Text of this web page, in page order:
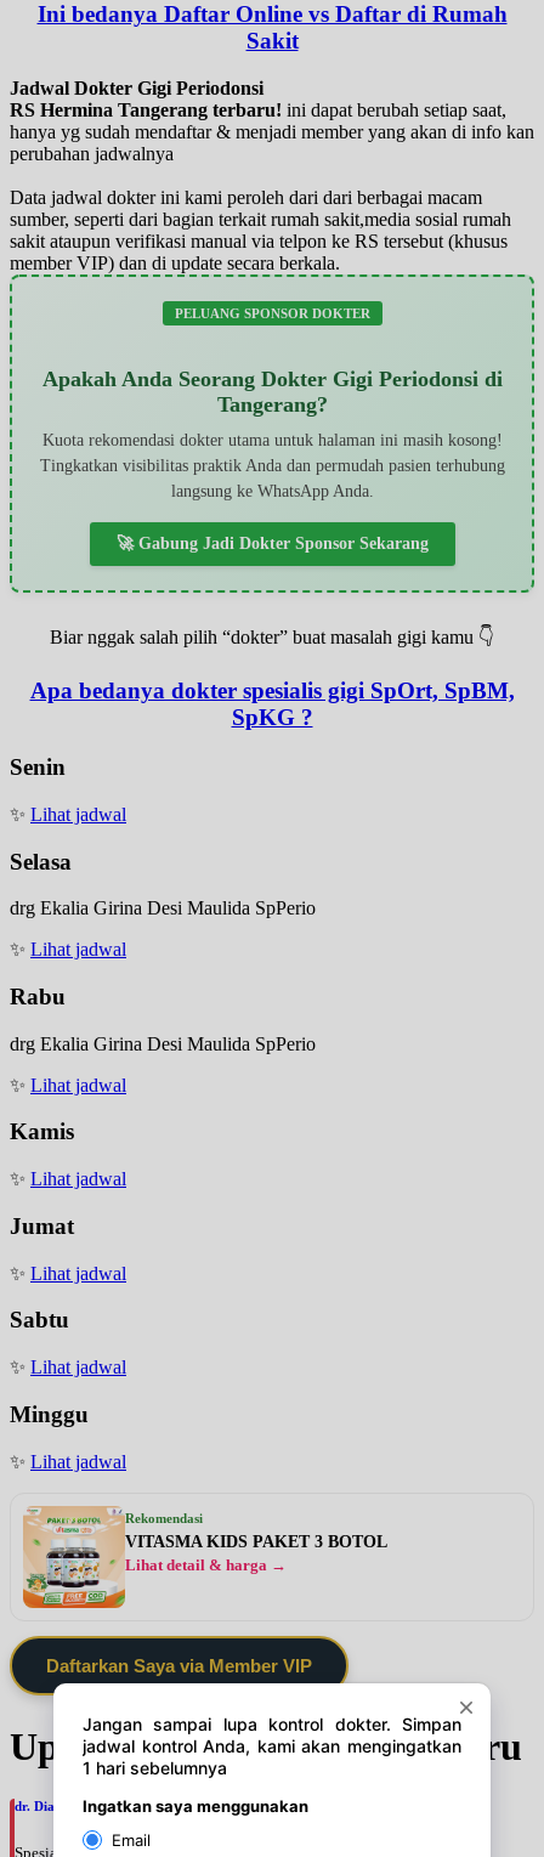
Ini bedanya Daftar Online vs Daftar di Rumah
Sakit
Jadwal Dokter Gigi Periodonsi
RS Hermina Tangerang terbaru! ini dapat berubah setiap saat,
hanya yg sudah mendaftar & menjadi member yang akan di info kan
perubahan jadwalnya
Data jadwal dokter ini kami peroleh dari dari berbagai macam
sumber, seperti dari bagian terkait rumah sakit,media sosial rumah
sakit ataupun verifikasi manual via telpon ke RS tersebut (khusus
member VIP) dan di update secara berkala.
PELUANG SPONSOR DOKTER
Apakah Anda Seorang Dokter Gigi Periodonsi di
Tangerang?
Kuota rekomendasi dokter utama untuk halaman ini masih kosong!
Tingkatkan visibilitas praktik Anda dan permudah pasien terhubung
langsung ke WhatsApp Anda.
🚀 Gabung Jadi Dokter Sponsor Sekarang
Biar nggak salah pilih “dokter” buat masalah gigi kamu 👇
Apa bedanya dokter spesialis gigi SpOrt, SpBM,
SpKG ?
Senin
✨ Lihat jadwal
Selasa
drg Ekalia Girina Desi Maulida SpPerio
✨ Lihat jadwal
Rabu
drg Ekalia Girina Desi Maulida SpPerio
✨ Lihat jadwal
Kamis
✨ Lihat jadwal
Jumat
✨ Lihat jadwal
Sabtu
✨ Lihat jadwal
Minggu
✨ Lihat jadwal
Rekomendasi
VITASMA KIDS PAKET 3 BOTOL
Lihat detail & harga →
Daftarkan Saya via Member VIP
Update Jadwal Dokter terbaru
dr. Dian Larasati, SpJP
Spesialis: Jantung